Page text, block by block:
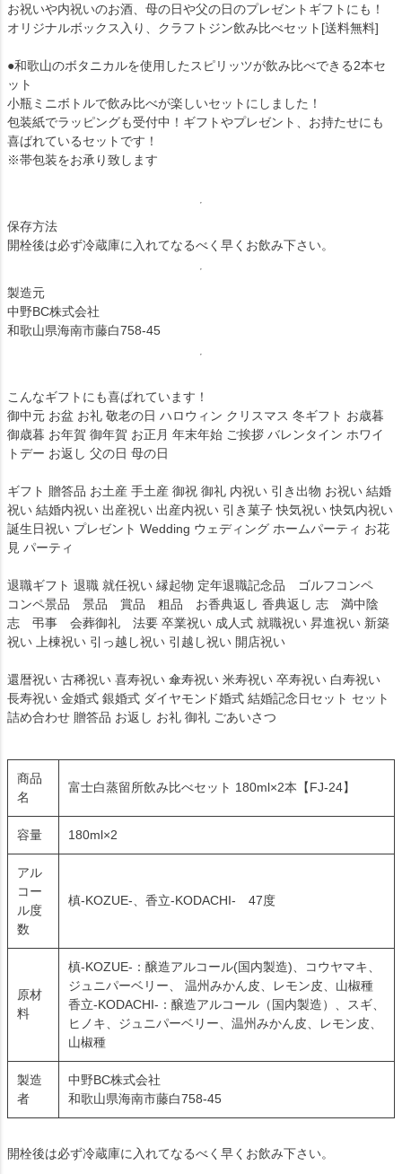
お祝いや内祝いのお酒、母の日や父の日のプレゼントギフトにも！
オリジナルボックス入り、クラフトジン飲み比べセット[送料無料]
●和歌山のボタニカルを使用したスピリッツが飲み比べできる2本セ
ット
小瓶ミニボトルで飲み比べが楽しいセットにしました！
包装紙でラッピングも受付中！ギフトやプレゼント、お持たせにも
喜ばれているセットです！
※帯包装をお承り致します
保存方法
開栓後は必ず冷蔵庫に入れてなるべく早くお飲み下さい。
製造元
中野BC株式会社
和歌山県海南市藤白758-45
こんなギフトにも喜ばれています！
御中元 お盆 お礼 敬老の日 ハロウィン クリスマス 冬ギフト お歳暮
御歳暮 お年賀 御年賀 お正月 年末年始 ご挨拶 バレンタイン ホワイ
トデー お返し 父の日 母の日
ギフト 贈答品 お土産 手土産 御祝 御礼 内祝い 引き出物 お祝い 結婚
祝い 結婚内祝い 出産祝い 出産内祝い 引き菓子 快気祝い 快気内祝い
誕生日祝い プレゼント Wedding ウェディング ホームパーティ お花
見 パーティ
退職ギフト 退職 就任祝い 縁起物 定年退職記念品 ゴルフコンペ
コンペ景品 景品 賞品 粗品 お香典返し 香典返し 志 満中陰
志 弔事 会葬御礼 法要 卒業祝い 成人式 就職祝い 昇進祝い 新築
祝い 上棟祝い 引っ越し祝い 引越し祝い 開店祝い
還暦祝い 古稀祝い 喜寿祝い 傘寿祝い 米寿祝い 卒寿祝い 白寿祝い
長寿祝い 金婚式 銀婚式 ダイヤモンド婚式 結婚記念日セット セット
詰め合わせ 贈答品 お返し お礼 御礼 ごあいさつ
商品
名
富士白蒸留所飲み比べセット 180ml×2本【FJ-24】
容量 180ml×2
アル
コー
ル度
数
槙-KOZUE-、香立-KODACHI- 47度
原材
料
槙-KOZUE-：醸造アルコール(国内製造)、コウヤマキ、
ジュニパーベリー、 温州みかん皮、レモン皮、山椒種
香立-KODACHI-：醸造アルコール（国内製造）、スギ、
ヒノキ、ジュニパーベリー、温州みかん皮、レモン皮、
山椒種
製造
者
中野BC株式会社
和歌山県海南市藤白758-45
開栓後は必ず冷蔵庫に入れてなるべく早くお飲み下さい。